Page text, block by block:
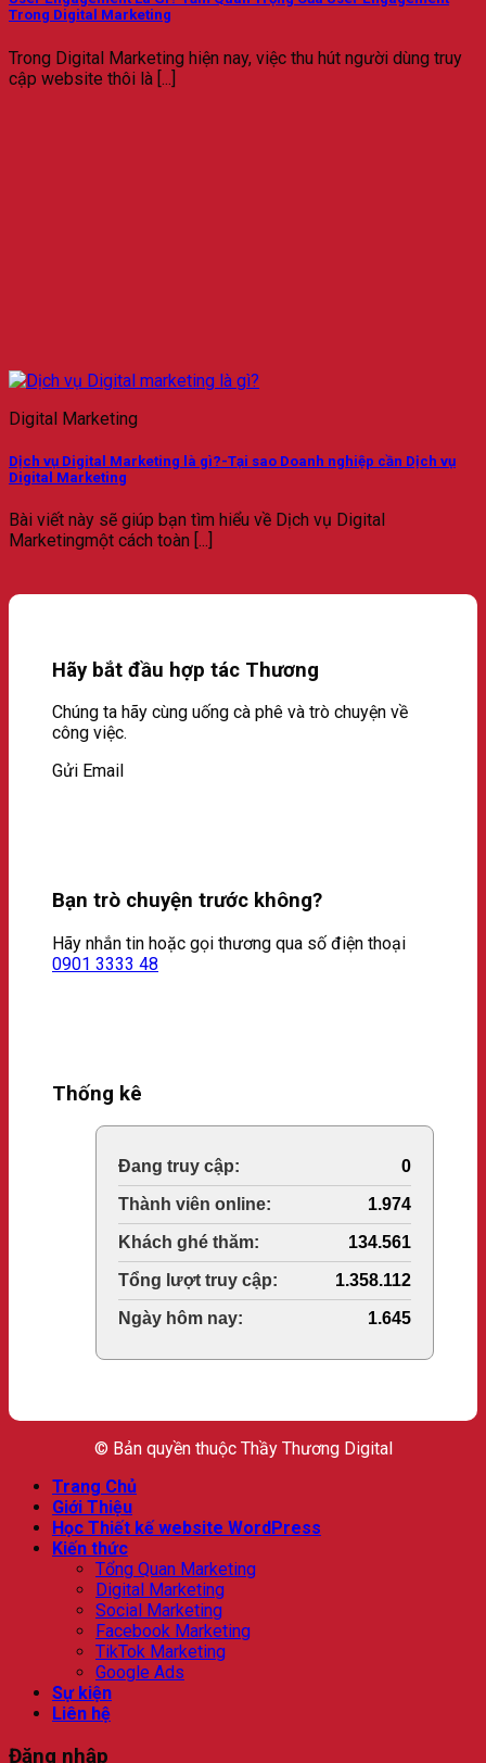
Trong Digital Marketing
Trong Digital Marketing hiện nay, việc thu hút người dùng truy
cập website thôi là [...]
Digital Marketing
Dịch vụ Digital Marketing là gì?-Tại sao Doanh nghiệp cần Dịch vụ
Digital Marketing
Bài viết này sẽ giúp bạn tìm hiểu về Dịch vụ Digital
Marketingmột cách toàn [...]
Hãy bắt đầu hợp tác Thương
Chúng ta hãy cùng uống cà phê và trò chuyện về
công việc.
Gửi Email
Bạn trò chuyện trước không?
Hãy nhắn tin hoặc gọi thương qua số điện thoại
0901 3333 48
Thống kê
Online Visitors: 0
Today's Views: 1.974
Last 30 Days Views: 134.561
Total Views: 1.358.112
Total Users: 1.645
© Bản quyền thuộc Thầy Thương Digital
Trang Chủ
Giới Thiệu
Học Thiết kế website WordPress
Kiến thức
Tổng Quan Marketing
Digital Marketing
Social Marketing
Facebook Marketing
TikTok Marketing
Google Ads
Sự kiện
Liên hệ
Đăng nhập